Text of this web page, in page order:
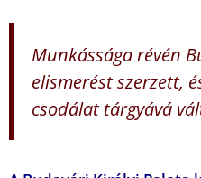
Munkássága révén
elismerést szerzett,
csodálat tárgyává